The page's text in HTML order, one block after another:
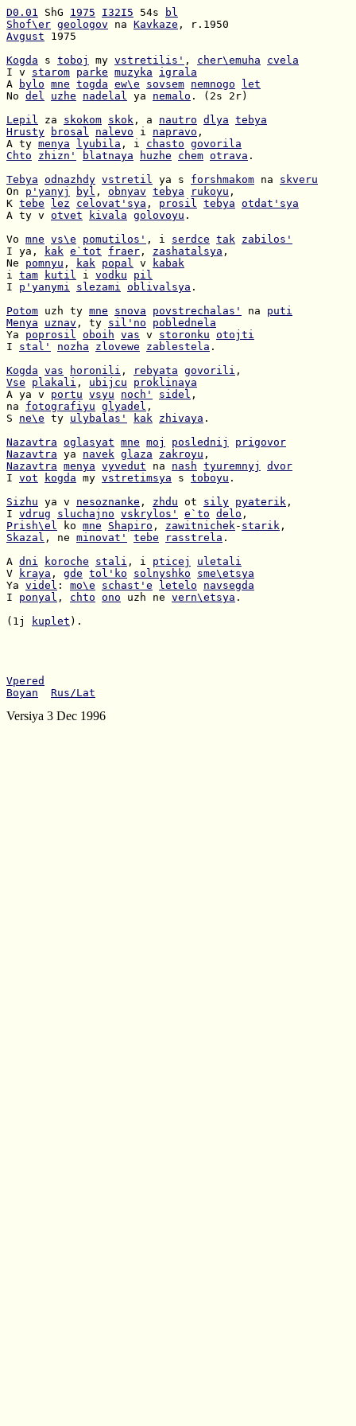
D0.01 ShG 1975 I32I5 54s
bl
Shof\er geologov na Kavkaze
Avgust 1975
Kogda s toboj my vstretilis' , cher\emuha
cvela
I v starom parke muzyka
igrala
A
bylo mne togda ew\e sovsem nemnogo
let
No del uzhe nadelal ya nemalo . (2s 2r)
Lepil za skokom skok , a nautro dlya tebya
Hrusty
brosal nalevo i napravo
A ty menya lyubila , i chasto govorila
Chto
zhizn' blatnaya huzhe chem otrava .
Tebya odnazhdy vstretil ya s forshmakom na skveru
On p'yanyj byl , obnyav tebya rukoyu
K tebe lez celovat'sya , prosil tebya otdat'sya
A ty v otvet kivala golovoyu .
Vo mne vs\e pomutilos' , i serdce tak zabilos'
I ya,
kak e`tot fraer , zashatalsya
Ne pomnyu , kak popal v
kabak
i tam kutil i vodku
pil
I p'yanymi slezami oblivalsya .
Potom uzh ty mne snova povstrechalas' na puti
Menya
uznav , ty sil'no
poblednela
Ya poprosil oboih vas v storonku otojti
I stal' nozha zlovewe zablestela .
Kogda vas horonili , rebyata govorili
Vse
plakali , ubijcu
proklinaya
A ya v portu vsyu noch' sidel
na fotografiyu glyadel
S ne\e ty ulybalas' kak zhivaya .
Nazavtra oglasyat mne moj poslednij
prigovor
Nazavtra ya navek glaza zakroyu
Nazavtra menya vyvedut na nash tyuremnyj
dvor
I vot kogda my vstretimsya s toboyu .
Sizhu ya v nesoznanke , zhdu ot sily pyaterik
I vdrug sluchajno vskrylos' e`to delo
Prish\el ko mne Shapiro , zawitnichek- starik
Skazal , ne minovat' tebe rasstrela .
A dni koroche stali , i pticej
uletali
V
kraya , gde tol'ko solnyshko
sme\etsya
Ya videl : mo\e schast'e letelo
navsegda
I ponyal , chto ono uzh ne vern\etsya .
(1j
kuplet ).
Vpered
Boyan
Rus/Lat
Versiya 3 Dec 1996